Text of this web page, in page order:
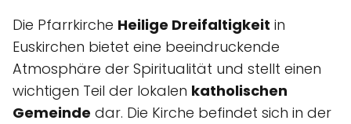
Die Pfarrkirche Heilige Dreifaltigkeit in
Euskirchen bietet eine beeindruckende
Atmosphäre der Spiritualität und stellt einen
wichtigen Teil der lokalen katholischen
Gemeinde dar. Die Kirche befindet sich in der